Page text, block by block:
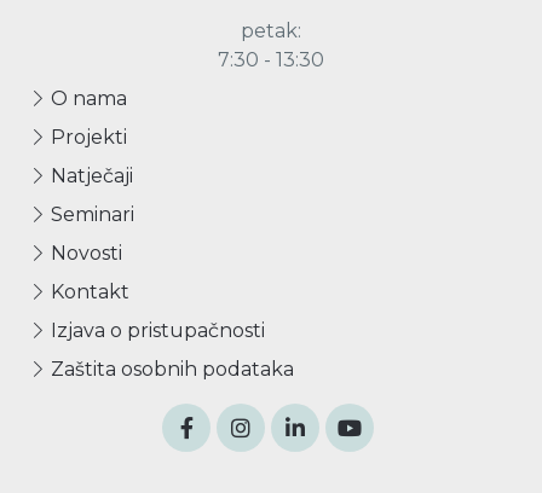
petak:
7:30 - 13:30
O nama
Projekti
Natječaji
Seminari
Novosti
Kontakt
Izjava o pristupačnosti
Zaštita osobnih podataka